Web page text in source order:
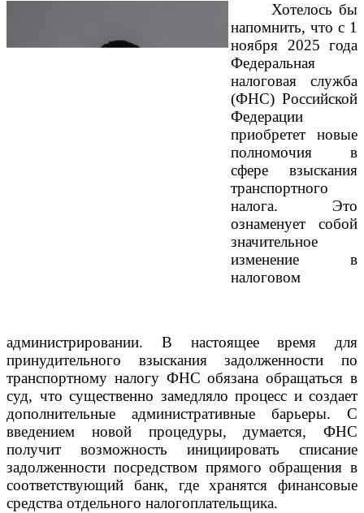
Хотелось бы
напомнить, что с 1
ноября 2025 года
Федеральная
налоговая служба
(ФНС) Российской
Федерации
приобретет новые
полномочия в
сфере взыскания
транспортного
налога. Это
ознаменует собой
значительное
изменение в
налоговом
администрировании. В настоящее время для
принудительного взыскания задолженности по
транспортному налогу ФНС обязана обращаться в
суд, что существенно замедляло процесс и создает
дополнительные административные барьеры. С
введением новой процедуры, думается, ФНС
получит возможность инициировать списание
задолженности посредством прямого обращения в
соответствующий банк, где хранятся финансовые
средства отдельного налогоплательщика.